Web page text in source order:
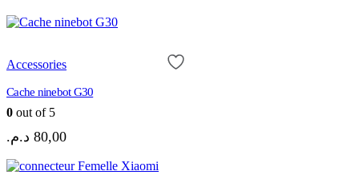
Accessories
Cache ninebot G30
0 out of 5
80,00 د.م.